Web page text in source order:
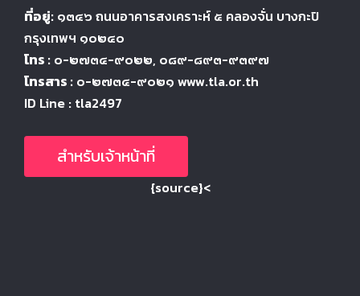
ที่อยู่: ๑๓๔๖ ถนนอาคารสงเคราะห์ ๕ คลองจั่น บางกะปิ
กรุงเทพฯ ๑๐๒๔๐
โทร : ๐-๒๗๓๔-๙๐๒๒, ๐๘๙-๘๙๓-๙๓๙๗
โทรสาร : ๐-๒๗๓๔-๙๐๒๑ www.tla.or.th
ID Line : tla2497
สำหรับเจ้าหน้าที่
{source}<